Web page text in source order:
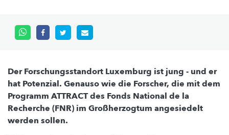
Der Forschungsstandort Luxemburg ist jung - und er
hat Potenzial. Genauso wie die Forscher, die mit dem
Programm ATTRACT des Fonds National de la
Recherche (FNR) im Großherzogtum angesiedelt
werden sollen.